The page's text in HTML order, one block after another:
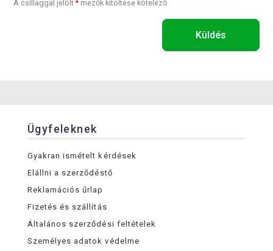
A csillaggal jelölt* mezők kitöltése kötelező
Küldés
Ügyfeleknek
Gyakran ismételt kérdések
Elállni a szerződéstő
Reklamációs űrlap
Fizetés és szállítás
Általános szerződési feltételek
Személyes adatok védelme